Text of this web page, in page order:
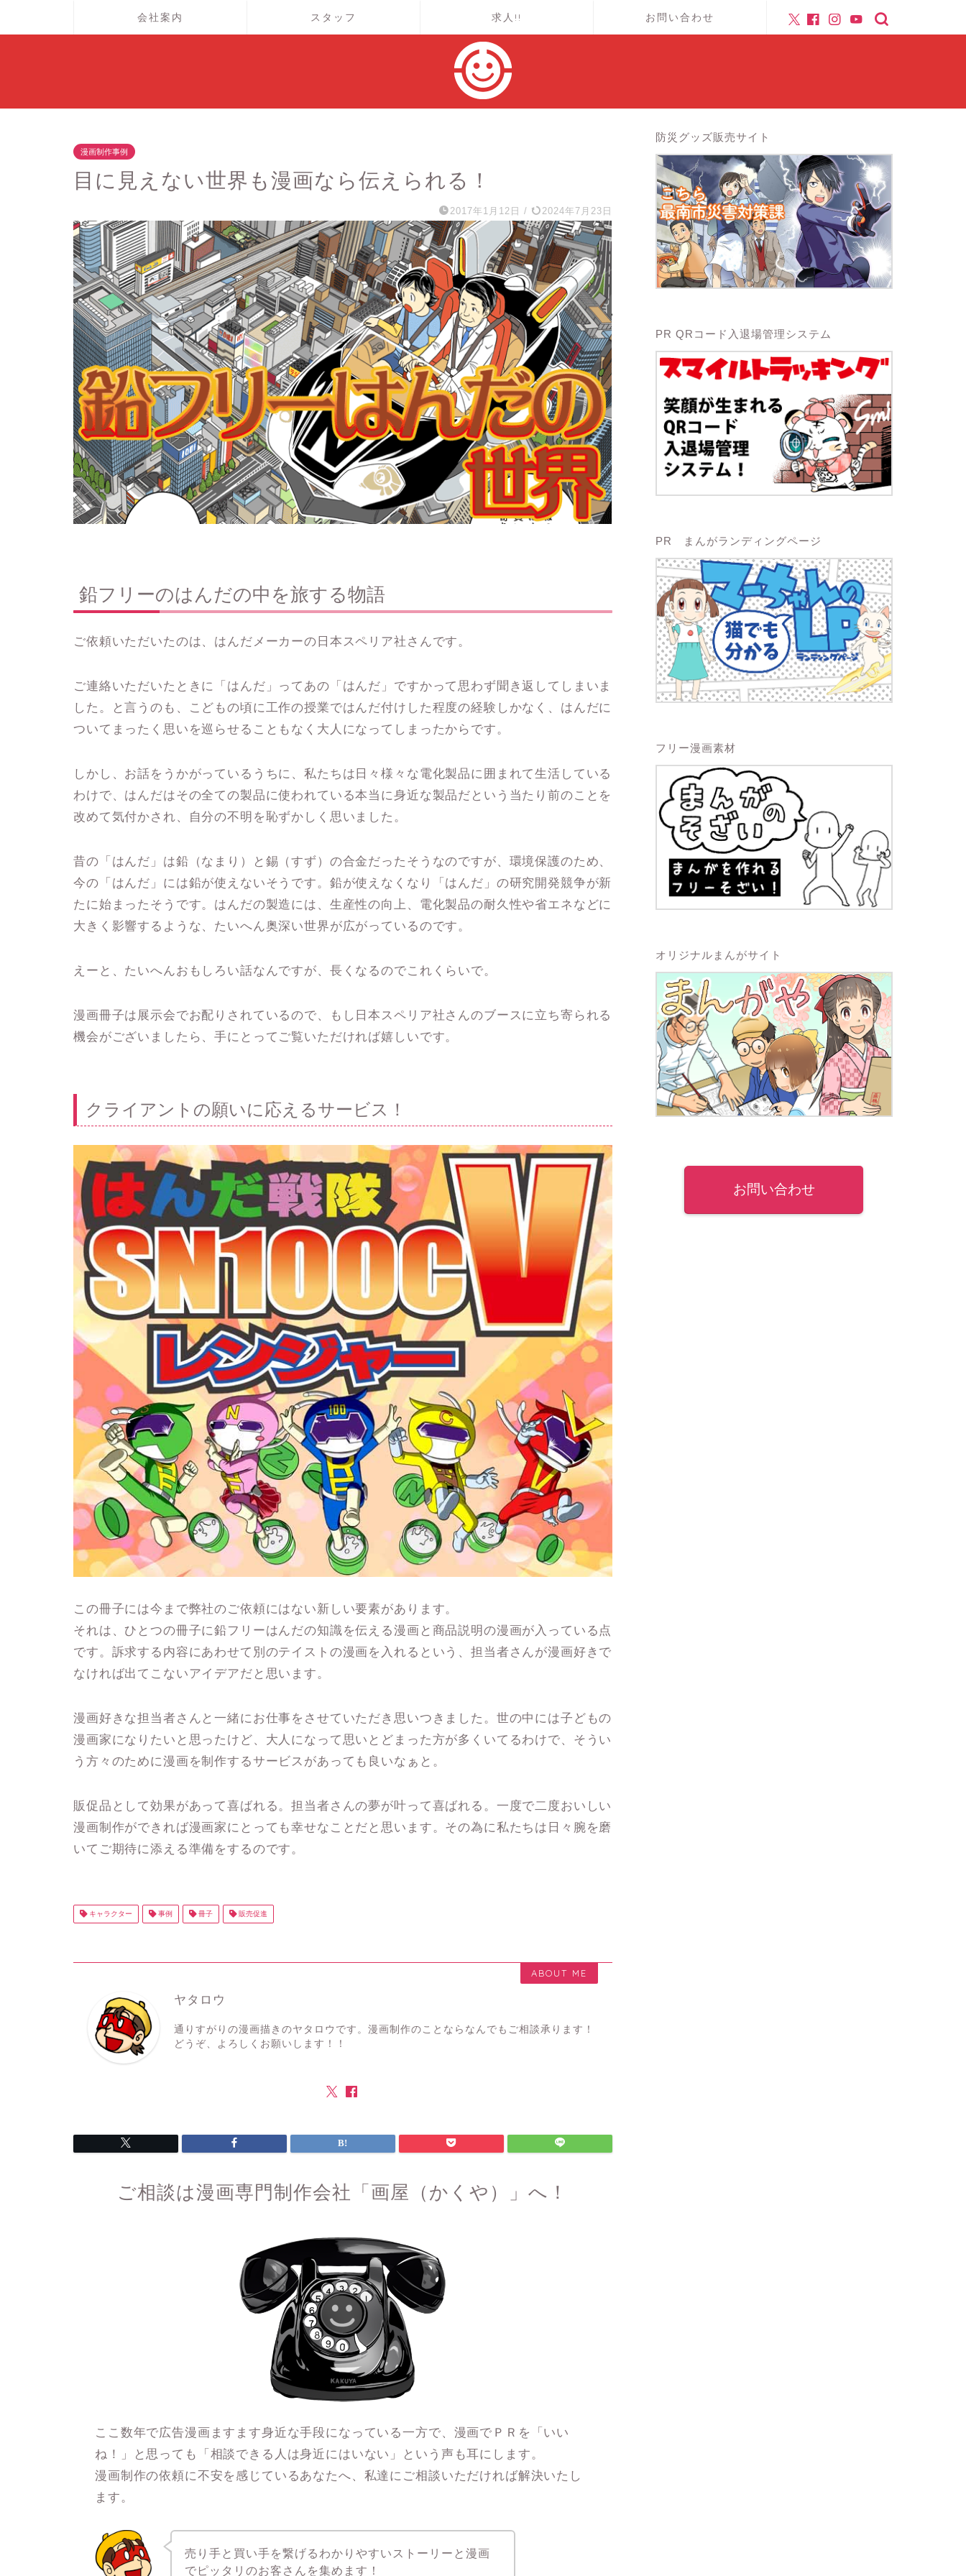
会社案内 スタッフ 求人!! お問い合わせ
漫画制作事例
目に見えない世界も漫画なら伝えられる！
2017年1月12日 / 2024年7月23日
鉛フリーのはんだの中を旅する物語
ご依頼いただいたのは、はんだメーカーの日本スペリア社さんです。
ご連絡いただいたときに「はんだ」ってあの「はんだ」ですかって思わず聞き返してしまいま
した。と言うのも、こどもの頃に工作の授業ではんだ付けした程度の経験しかなく、はんだに
ついてまったく思いを巡らせることもなく大人になってしまったからです。
しかし、お話をうかがっているうちに、私たちは日々様々な電化製品に囲まれて生活している
わけで、はんだはその全ての製品に使われている本当に身近な製品だという当たり前のことを
改めて気付かされ、自分の不明を恥ずかしく思いました。
昔の「はんだ」は鉛（なまり）と錫（すず）の合金だったそうなのですが、環境保護のため、
今の「はんだ」には鉛が使えないそうです。鉛が使えなくなり「はんだ」の研究開発競争が新
たに始まったそうです。はんだの製造には、生産性の向上、電化製品の耐久性や省エネなどに
大きく影響するような、たいへん奥深い世界が広がっているのです。
えーと、たいへんおもしろい話なんですが、長くなるのでこれくらいで。
漫画冊子は展示会でお配りされているので、もし日本スペリア社さんのブースに立ち寄られる
機会がございましたら、手にとってご覧いただければ嬉しいです。
クライアントの願いに応えるサービス！
この冊子には今まで弊社のご依頼にはない新しい要素があります。
それは、ひとつの冊子に鉛フリーはんだの知識を伝える漫画と商品説明の漫画が入っている点
です。訴求する内容にあわせて別のテイストの漫画を入れるという、担当者さんが漫画好きで
なければ出てこないアイデアだと思います。
漫画好きな担当者さんと一緒にお仕事をさせていただき思いつきました。世の中には子どもの
漫画家になりたいと思ったけど、大人になって思いとどまった方が多くいてるわけで、そうい
う方々のために漫画を制作するサービスがあっても良いなぁと。
販促品として効果があって喜ばれる。担当者さんの夢が叶って喜ばれる。一度で二度おいしい
漫画制作ができれば漫画家にとっても幸せなことだと思います。その為に私たちは日々腕を磨
いてご期待に添える準備をするのです。
キャラクター 事例 冊子 販売促進
ABOUT ME
ヤタロウ
通りすがりの漫画描きのヤタロウです。漫画制作のことならなんでもご相談承ります！
どうぞ、よろしくお願いします！！
ご相談は漫画専門制作会社「画屋（かくや）」へ！
ここ数年で広告漫画ますます身近な手段になっている一方で、漫画でＰＲを「いい
ね！」と思っても「相談できる人は身近にはいない」という声も耳にします。
漫画制作の依頼に不安を感じているあなたへ、私達にご相談いただければ解決いたし
ます。
売り手と買い手を繋げるわかりやすいストーリーと漫画
でピッタリのお客さんを集めます！
防災グッズ販売サイト
PR QRコード入退場管理システム
PR まんがランディングページ
フリー漫画素材
オリジナルまんがサイト
お問い合わせ